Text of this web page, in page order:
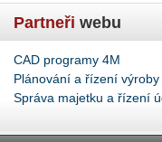
Partneři webu
CAD programy 4M
Plánování a řízení výroby
Správa majetku a řízení